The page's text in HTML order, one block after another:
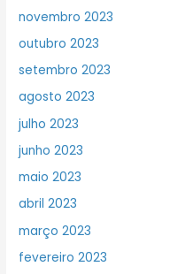
novembro 2023
outubro 2023
setembro 2023
agosto 2023
julho 2023
junho 2023
maio 2023
abril 2023
março 2023
fevereiro 2023